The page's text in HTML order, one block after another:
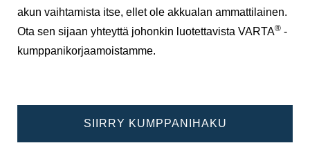
akun vaihtamista itse, ellet ole akkualan ammattilainen.
Ota sen sijaan yhteyttä johonkin luotettavista VARTA® -
kumppanikorjaamoistamme.
SIIRRY KUMPPANIHAKU